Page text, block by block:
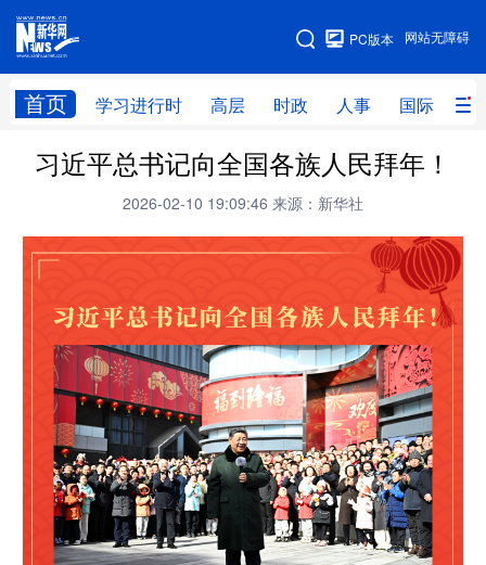
网站无障碍
PC版本
首页 学习进行时 高层 时政 人事 国际 财
网站地图
学习进行时 高层 时政 人事
财经 网评
台湾 思客智库 全球连线 教育
文化 书画 健康 军事
访谈 视频 图片 政务
法律 中央文件 金融 汽车
食品 人居 信息化 数字经济
学术中国 乡村振兴 银龄 溯源中国
习近平总书记向全国各族人民拜年！
2026-02-10 19:09:46 来源：新华社